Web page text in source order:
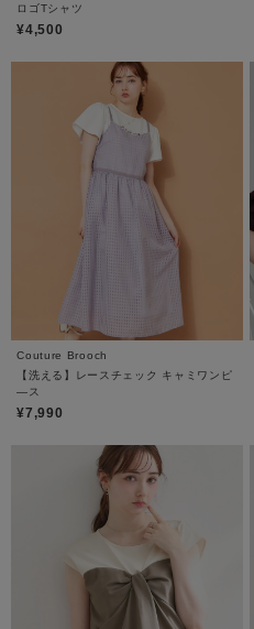
ロゴTシャツ
¥4,500
Couture Brooch
【洗える】レースチェック キャミワンピ
―ス
¥7,990